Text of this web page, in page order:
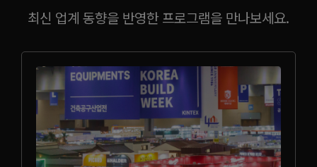
최신 업계 동향을 반영한 프로그램을 만나보세요.